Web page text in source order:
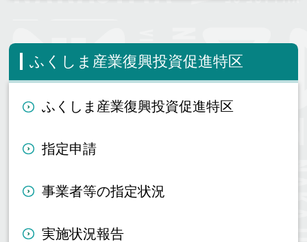
ふくしま産業復興投資促進特区
ふくしま産業復興投資促進特区
指定申請
事業者等の指定状況
実施状況報告